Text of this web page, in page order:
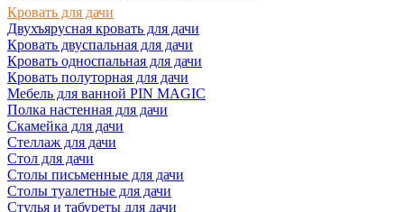
Кровать для дачи
Двухъярусная кровать для дачи
Кровать двуспальная для дачи
Кровать односпальная для дачи
Кровать полуторная для дачи
Мебель для ванной PIN MAGIC
Полка настенная для дачи
Скамейка для дачи
Стеллаж для дачи
Стол для дачи
Столы письменные для дачи
Столы туалетные для дачи
Стулья и табуреты для дачи